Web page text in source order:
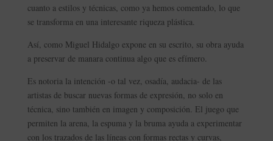
cuanto a estilos y técnicas, como ya hemos comentado, lo que
se transforma en una interesante riqueza plástica.
Así, como Miguel Hidalgo expone en su escrito, su obra ayuda
a preservar de manara continua algo que es efímero.
Es notoria la intención -o tal vez, osadía, audacia- de las
artistas de buscar nuevas formas de expresión, no solo en
técnica, sino también en imagen y composición. El juego que
permiten la arena, la espuma y la bruma ayuda a experimentar
con los trazados de las líneas con formas rectas y curvas,